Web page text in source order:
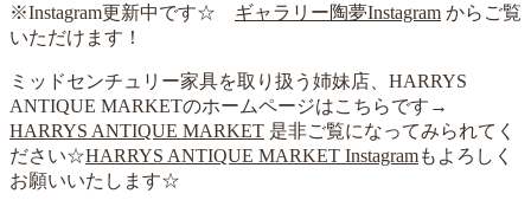
※Instagram更新中です☆ ギャラリー陶夢Instagram からご覧
いただけます！
ミッドセンチュリー家具を取り扱う姉妹店、HARRYS
ANTIQUE MARKETのホームページはこちらです→
HARRYS ANTIQUE MARKET 是非ご覧になってみられてく
ださい☆HARRYS ANTIQUE MARKET Instagramもよろしく
お願いいたします☆